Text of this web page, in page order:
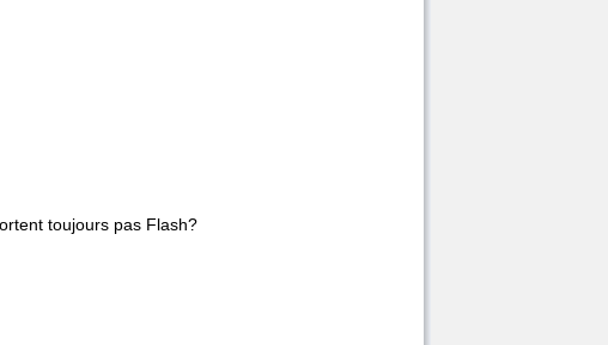
toujours pas Flash?